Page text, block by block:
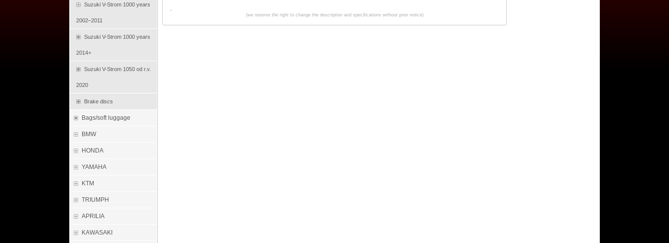
Suzuki V-Strom 1000 years
2002–2011
Suzuki V-Strom 1000 years
2014+
Suzuki V-Strom 1050 od r.v.
2020
Brake discs
Bags/soft luggage
BMW
HONDA
YAMAHA
KTM
TRIUMPH
APRILIA
KAWASAKI
(we reserve the right to change the description and specifications without prior notice)